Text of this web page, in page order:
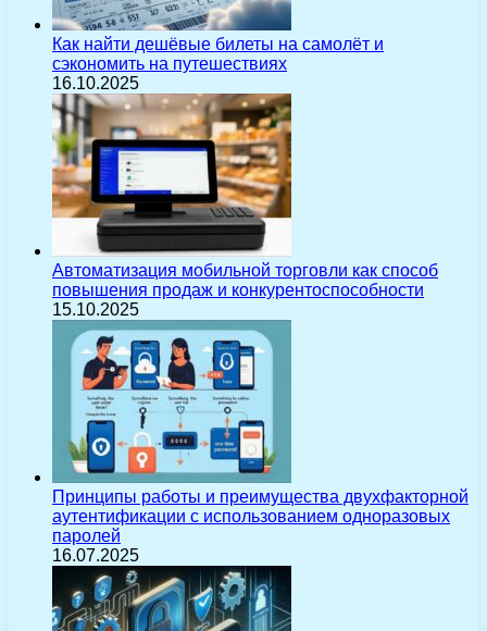
Как найти дешёвые билеты на самолёт и
сэкономить на путешествиях
16.10.2025
Автоматизация мобильной торговли как способ
повышения продаж и конкурентоспособности
15.10.2025
Принципы работы и преимущества двухфакторной
аутентификации с использованием одноразовых
паролей
16.07.2025